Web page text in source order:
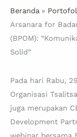
Beranda
Arsanara for
(BPOM):
Solid”
Pada hari Rabu,
Organisasi
juga merupakan
Development